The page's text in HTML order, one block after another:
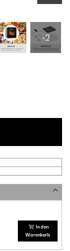
+2
In den
Warenkorb